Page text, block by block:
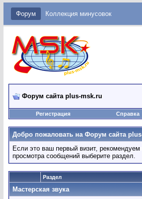
Форум Коллекция минусовок
Форум сайта plus-msk.ru
Регистрация Справка
Добро пожаловать на Форум сайта
Если это ваш первый визит, рекомендуем
просмотра сообщений выберите раздел.
Раздел
Мастерская звука